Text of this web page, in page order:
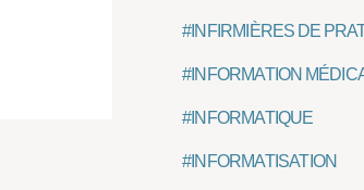
#INFIRMIÈRES DE
#INFORMATION
#INFORMATIQUE
#INFORMATISATION